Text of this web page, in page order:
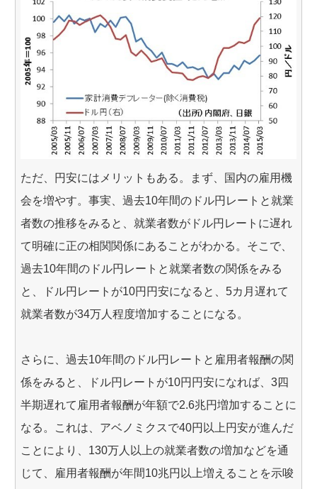
ただ、円安にはメリットもある。まず、国内の雇用機
会を増やす。事実、過去10年間のドル円レートと就業
者数の推移をみると、就業者数がドル円レートに遅れ
て明確に正の相関関係にあることがわかる。そこで、
過去10年間のドル円レートと就業者数の関係をみる
と、ドル円レートが10円円安になると、5カ月遅れて
就業者数が34万人程度増加することになる。
さらに、過去10年間のドル円レートと雇用者報酬の関
係をみると、ドル円レートが10円円安になれば、3四
半期遅れて雇用者報酬が年額で2.6兆円増加することに
なる。これは、アベノミクスで40円以上円安が進んだ
ことにより、130万人以上の就業者数の増加などを通
じて、雇用者報酬が年間10兆円以上増えることを示唆